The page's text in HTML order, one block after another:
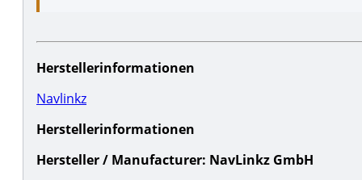
Herstellerinformationen
Navlinkz
Herstellerinformationen
Hersteller / Manufacturer: NavLinkz GmbH